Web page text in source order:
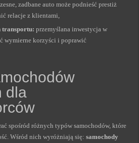
zadbane auto może podnieść prestiż
relacje z klientami,
transportu: przemyślana inwestycja w
wymierne korzyści i poprawić
dla
spośród różnych typów samochodów, które
Wśród nich wyróżniają się:samochody